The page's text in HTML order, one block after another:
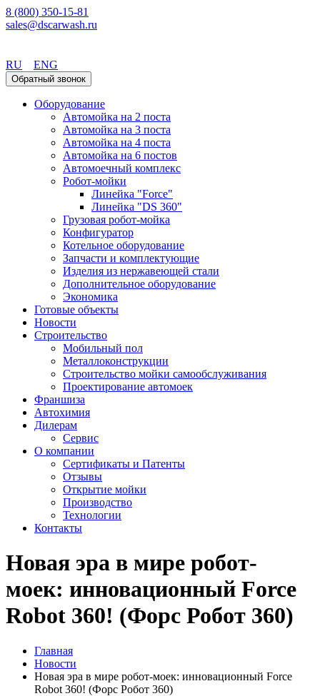
8 (800) 350-15-81
sales@dscarwash.ru
RU
ENG
Обратный звонок
Оборудование
Автомойка на 2 поста
Автомойка на 3 поста
Автомойка на 4 поста
Автомойка на 6 постов
Автомоечный комплекс
Робот-мойки
Линейка "Force"
Линейка "DS 360"
Грузовая робот-мойка
Конфигуратор
Котельное оборудование
Запчасти и комплектующие
Изделия из нержавеющей стали
Дополнительное оборудование
Экономика
Готовые объекты
Новости
Строительство
Мобильный пол
Металлоконструкции
Строительство мойки самообслуживания
Проектирование автомоек
Франшиза
Автохимия
Дилерам
Сервис
О компании
Сертификаты и Патенты
Отзывы
Открытие мойки
Производство
Технологии
Контакты
Новая эра в мире робот-
моек: инновационный Force
Robot 360! (Форс Робот 360)
Главная
Новости
Новая эра в мире робот-моек: инновационный Force
Robot 360! (Форс Робот 360)